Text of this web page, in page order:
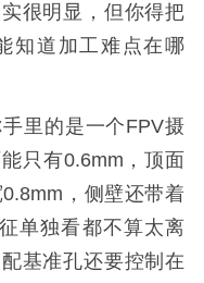
很明显，但你得把
知道加工难点在哪
里的是一个FPV摄
只有0.6mm，顶面
，侧壁还带着
单独看都不算太离
基准孔还要控制在